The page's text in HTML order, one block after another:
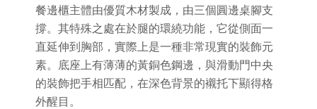
餐邊櫃主體由優質木材製成，由三個圓邊桌腳支
撐。其特殊之處在於腿的環繞功能，它從側面一
直延伸到胸部，實際上是一種非常現實的裝飾元
素。底座上有薄薄的黃銅色鋼邊，與滑動門中央
的裝飾把手相匹配，在深色背景的襯托下顯得格
外醒目。